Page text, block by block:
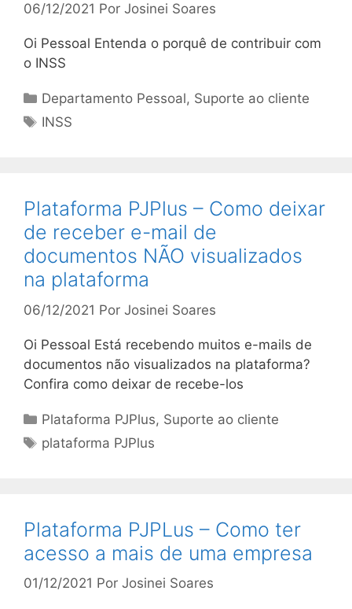
06/12/2021 Por Josinei Soares
Oi Pessoal Entenda o porquê de contribuir com
o INSS
Categorias
Departamento Pessoal, Suporte ao cliente
Tags
INSS
Plataforma PJPlus – Como deixar
de receber e-mail de
documentos NÃO visualizados
na plataforma
06/12/2021 Por Josinei Soares
Oi Pessoal Está recebendo muitos e-mails de
documentos não visualizados na plataforma?
Confira como deixar de recebe-los
Categorias
Plataforma PJPlus, Suporte ao cliente
Tags
plataforma PJPlus
Plataforma PJPLus – Como ter
acesso a mais de uma empresa
01/12/2021 Por Josinei Soares